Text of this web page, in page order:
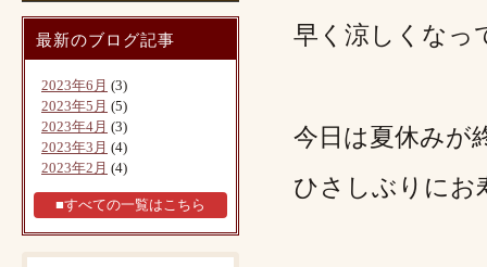
早く涼しくな
今日は夏休みが
ひさしぶりにお
最新のブログ記事
2023年6月 (3)
2023年5月 (5)
2023年4月 (3)
2023年3月 (4)
2023年2月 (4)
■すべての一覧はこちら